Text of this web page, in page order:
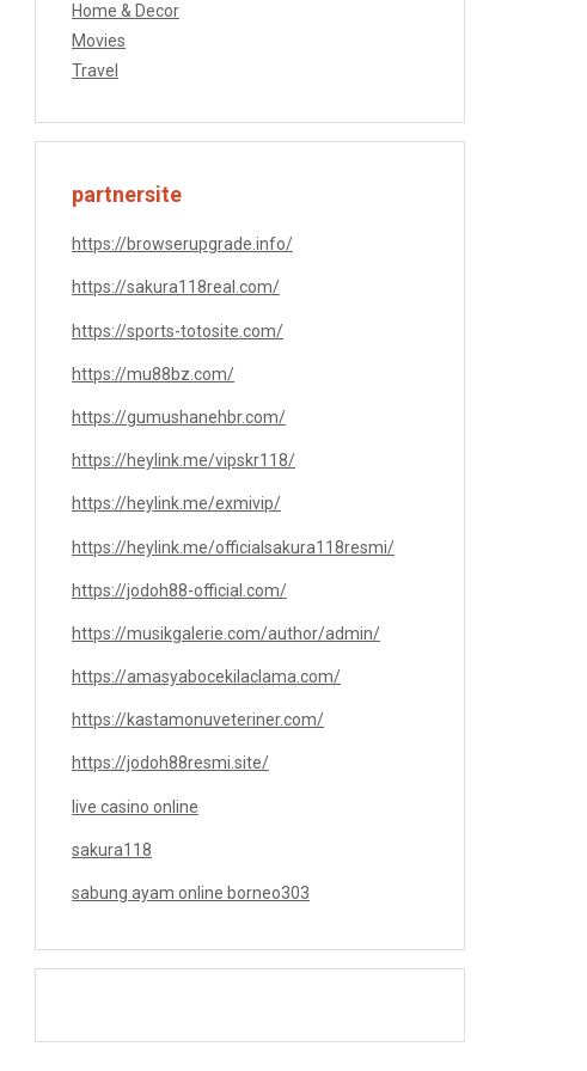
Home & Decor
Movies
Travel
partnersite
https://browserupgrade.info/
https://sakura118real.com/
https://sports-totosite.com/
https://mu88bz.com/
https://gumushanehbr.com/
https://heylink.me/vipskr118/
https://heylink.me/exmivip/
https://heylink.me/officialsakura118resmi/
https://jodoh88-official.com/
https://musikgalerie.com/author/admin/
https://amasyabocekilaclama.com/
https://kastamonuveteriner.com/
https://jodoh88resmi.site/
live casino online
sakura118
sabung ayam online borneo303